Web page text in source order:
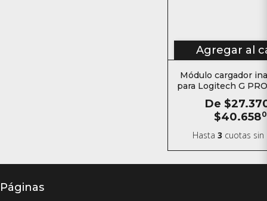
Agregar al
Módulo cargador
para Logitech G
Superlight
G703 G502
De
$40.658
Hasta 3 cuotas sin
Páginas